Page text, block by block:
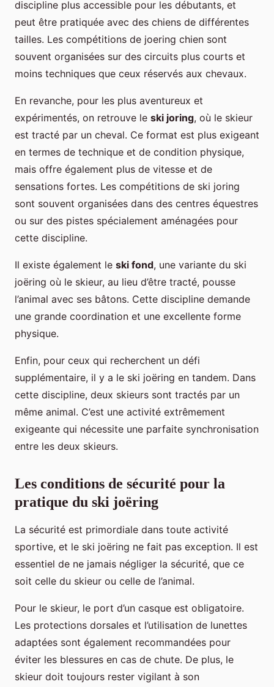
discipline plus accessible pour les débutants, et
peut être pratiquée avec des chiens de différentes
tailles. Les compétitions de joering chien sont
souvent organisées sur des circuits plus courts et
moins techniques que ceux réservés aux chevaux.
En revanche, pour les plus aventureux et
expérimentés, on retrouve le ski joring, où le skieur
est tracté par un cheval. Ce format est plus exigeant
en termes de technique et de condition physique,
mais offre également plus de vitesse et de
sensations fortes. Les compétitions de ski joring
sont souvent organisées dans des centres équestres
ou sur des pistes spécialement aménagées pour
cette discipline.
Il existe également le ski fond, une variante du ski
joëring où le skieur, au lieu d’être tracté, pousse
l’animal avec ses bâtons. Cette discipline demande
une grande coordination et une excellente forme
physique.
Enfin, pour ceux qui recherchent un défi
supplémentaire, il y a le ski joëring en tandem. Dans
cette discipline, deux skieurs sont tractés par un
même animal. C’est une activité extrêmement
exigeante qui nécessite une parfaite synchronisation
entre les deux skieurs.
Les conditions de sécurité pour la
pratique du ski joëring
La sécurité est primordiale dans toute activité
sportive, et le ski joëring ne fait pas exception. Il est
essentiel de ne jamais négliger la sécurité, que ce
soit celle du skieur ou celle de l’animal.
Pour le skieur, le port d’un casque est obligatoire.
Les protections dorsales et l’utilisation de lunettes
adaptées sont également recommandées pour
éviter les blessures en cas de chute. De plus, le
skieur doit toujours rester vigilant à son